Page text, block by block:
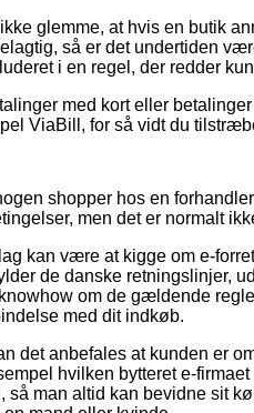
glemme, at hvis en butik
så er det undertiden
i en regel, der redder
med kort eller
ViaBill, for så vidt du
shopper hos en
men det er normalt
kan være at kigge om e-
de danske retningslinjer,
om de gældende
med dit indkøb.
det anbefales at kunden er
hvilken bytteret e-
så man altid kan bevidne sit